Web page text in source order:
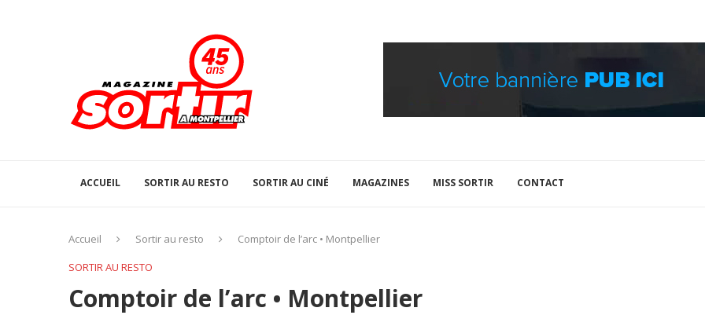
ACCUEIL SORTIR AU RESTO SORTIR AU CINÉ MAGAZINES MISS SORTIR CONTACT
Accueil Sortir au resto
Comptoir de l’arc • Montpellier
SORTIR AU RESTO
Comptoir de l’arc • Montpellier